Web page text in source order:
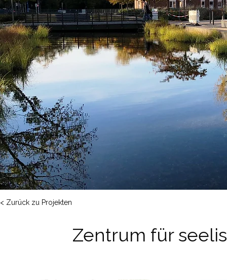
< Zurück zu Projekten
Zentrum für